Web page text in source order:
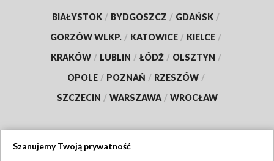
BIAŁYSTOK / BYDGOSZCZ / GDAŃSK /
GORZÓW WLKP. / KATOWICE / KIELCE /
KRAKÓW / LUBLIN / ŁÓDŹ / OLSZTYN /
OPOLE / POZNAŃ / RZESZÓW /
SZCZECIN / WARSZAWA / WROCŁAW
Szanujemy Twoją prywatność